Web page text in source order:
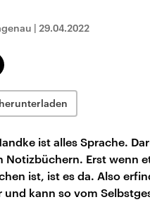
| 29.04.2022
ist alles Sprache.
Notizbüchern. Erst wenn
ist, ist es da. Also
und kann so vom